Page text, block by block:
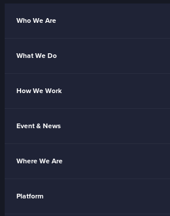
Who We Are
What We Do
How We Work
Event & News
Where We Are
Platform